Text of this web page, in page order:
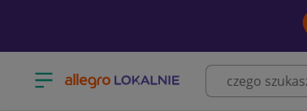
Otwórz menu z kategoriami